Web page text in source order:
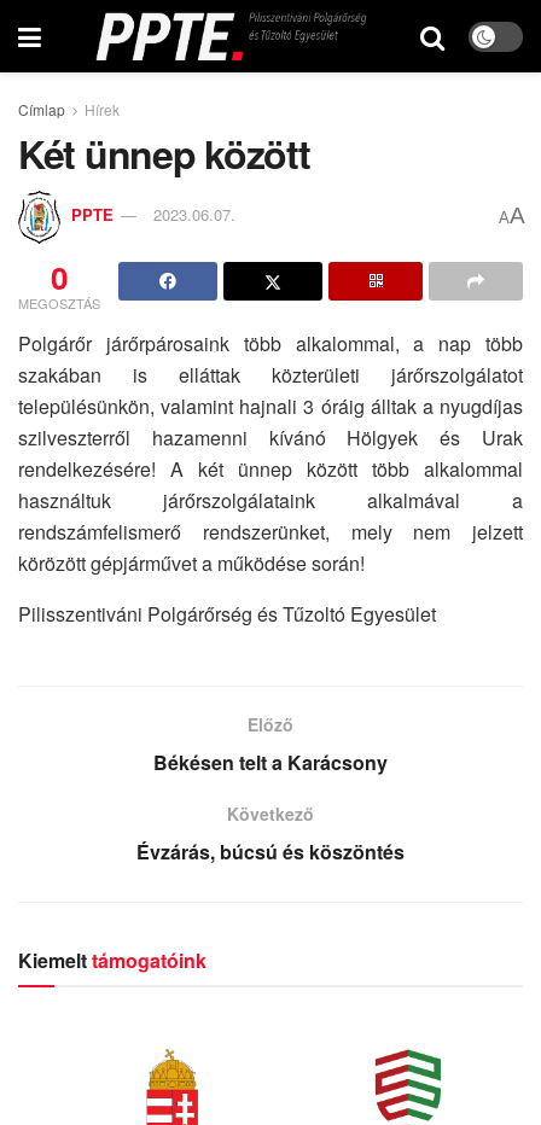
Címlap Hírek
Két ünnep között
PPTE 2023.06.07. AA
0
MEGOSZTÁS
Polgárőr járőrpárosaink több alkalommal, a nap több
szakában is elláttak közterületi járőrszolgálatot
településünkön, valamint hajnali 3 óráig álltak a nyugdíjas
szilveszterről hazamenni kívánó Hölgyek és Urak
rendelkezésére! A két ünnep között több alkalommal
használtuk járőrszolgálataink alkalmával a
rendszámfelismerő rendszerünket, mely nem jelzett
körözött gépjárművet a működése során!
Pilisszentiváni Polgárőrség és Tűzoltó Egyesület
Előző
Békésen telt a Karácsony
Következő
Évzárás, búcsú és köszöntés
Kiemelttámogatóink